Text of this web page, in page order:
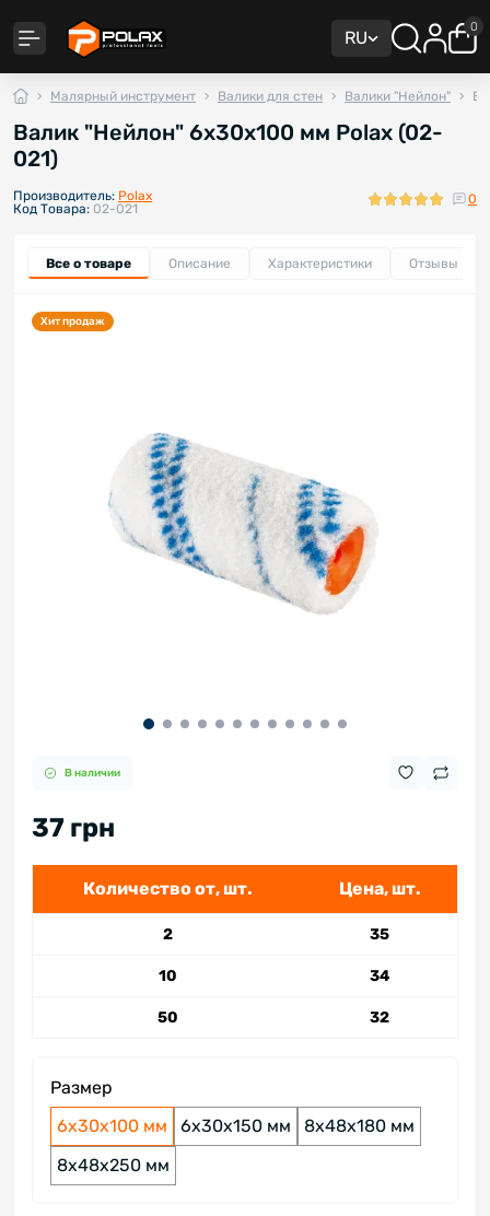
RU
0
Малярный инструмент Валики для стен Валики "Нейлон"
Валик "Нейлон" 6х30х100 мм Polax (02-
021)
Производитель: Polax
Код Товара: 02-021
0
Все о товаре Описание Характеристики Отзывы
Хит продаж
В наличии
37 грн
Количество от, шт. Цена, шт.
2 35
10 34
50 32
Размер
6х30х100 мм
6х30х150 мм
8х48х180 мм
8х48х250 мм